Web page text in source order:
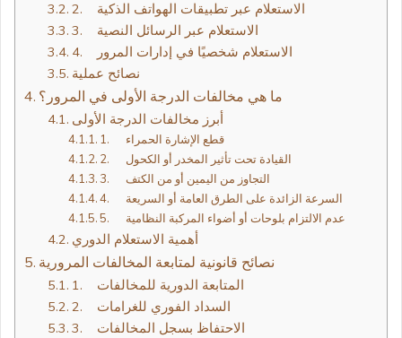
2. الاستعلام عبر تطبيقات الهواتف الذكية
3. الاستعلام عبر الرسائل النصية
4. الاستعلام شخصيًا في إدارات المرور
نصائح عملية
ما هي مخالفات الدرجة الأولى في المرور؟
أبرز مخالفات الدرجة الأولى
1. قطع الإشارة الحمراء
2. القيادة تحت تأثير المخدر أو الكحول
3. التجاوز من اليمين أو من الكتف
4. السرعة الزائدة على الطرق العامة أو السريعة
5. عدم الالتزام بلوحات أو أضواء المركبة النظامية
أهمية الاستعلام الدوري
نصائح قانونية لمتابعة المخالفات المرورية
1. المتابعة الدورية للمخالفات
2. السداد الفوري للغرامات
3. الاحتفاظ بسجل المخالفات